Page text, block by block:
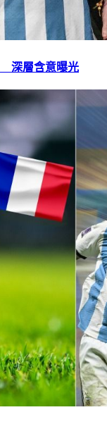
深層含意曝光